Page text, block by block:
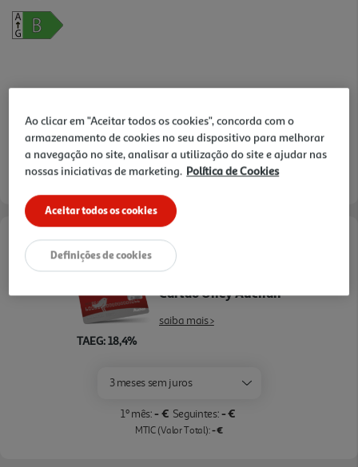
vívidos na tela de 6,7", mesmo sob luz solar, com o
modo de alto brilho e um design sem entalhes,
Entrega estimada entre10/08/2026 e 11/08/2026
Opções de Financiamento
TAEG: 18,4%
Cartão Oney Auchan
saiba mais >
3 meses sem juros
1º mês:- € Seguintes:- €
MTIC (Valor Total):- €
Ao clicar em "Aceitar todos os cookies", concorda com o
armazenamento de cookies no seu dispositivo para melhorar
a navegação no site, analisar a utilização do site e ajudar nas
nossas iniciativas de marketing. Política de Cookies
Aceitar todos os cookies
Definições de cookies